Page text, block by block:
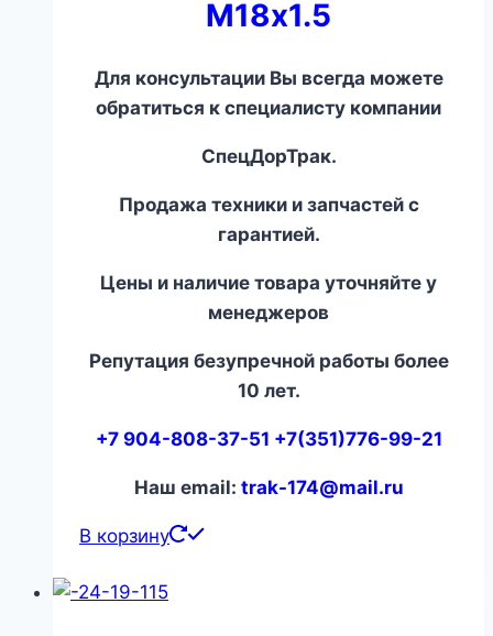
М18х1.5
Для консультации Вы всегда можете
обратиться к специалисту компании
СпецДорТрак.
Продажа техники и запчастей с
гарантией.
Цены и наличие товара уточняйте у
менеджеров
Репутация безупречной работы более
10 лет.
+7 904-808-37-51 +7(351)776-99-21
Наш email: trak-174@mail.ru
В корзину